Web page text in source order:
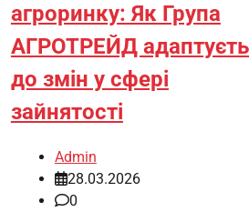
агроринку: Як Група
АГРОТРЕЙД
до змін у сфері
зайнятості
Admin
28.03.2026
0